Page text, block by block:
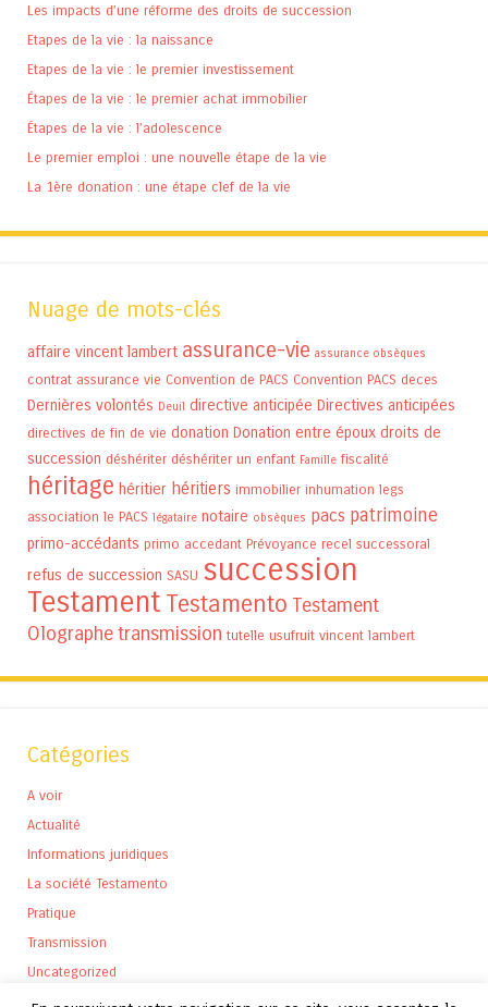
Les impacts d’une réforme des droits de succession
Etapes de la vie : la naissance
Etapes de la vie : le premier investissement
Étapes de la vie : le premier achat immobilier
Étapes de la vie : l’adolescence
Le premier emploi : une nouvelle étape de la vie
La 1ère donation : une étape clef de la vie
Nuage de mots-clés
affaire vincent lambert assurance-vie assurance obsèques
contrat assurance vie Convention de PACS Convention PACS deces
Dernières volontés Deuil directive anticipée Directives anticipées
directives de fin de vie donation Donation entre époux droits de
succession déshériter déshériter un enfant Famille fiscalité
héritage héritier héritiers immobilier inhumation legs
association le PACS légataire notaire obsèques pacs patrimoine
primo-accédants primo accedant Prévoyance recel successoral
refus de succession SASU succession
Testament Testamento Testament
Olographetransmission tutelle usufruit vincent lambert
Catégories
A voir
Actualité
Informations juridiques
La société Testamento
Pratique
Transmission
Uncategorized